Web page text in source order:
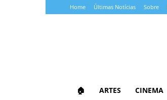
Home Últimas Notícias Sobre
🏠 ARTES CINEMA